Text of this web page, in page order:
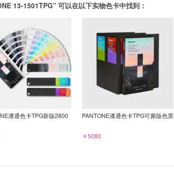
13-1501TPG” 可以在以下实物色卡中找到：
潘通色卡TPG新版2800
PANTONE潘通色卡TPG可撕版色票
￥5080